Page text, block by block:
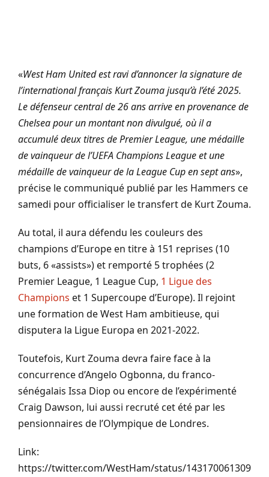
«West Ham United est ravi d’annoncer la signature de
l’international français Kurt Zouma jusqu’à l’été 2025.
Le défenseur central de 26 ans arrive en provenance de
Chelsea pour un montant non divulgué, où il a
accumulé deux titres de Premier League, une médaille
de vainqueur de l’UEFA Champions League et une
médaille de vainqueur de la League Cup en sept ans»,
précise le communiqué publié par les Hammers ce
samedi pour officialiser le transfert de Kurt Zouma.
Au total, il aura défendu les couleurs des
champions d’Europe en titre à 151 reprises (10
buts, 6 «assists») et remporté 5 trophées (2
Premier League, 1 League Cup, 1 Ligue des
Champions et 1 Supercoupe d’Europe). Il rejoint
une formation de West Ham ambitieuse, qui
disputera la Ligue Europa en 2021-2022.
Toutefois, Kurt Zouma devra faire face à la
concurrence d’Angelo Ogbonna, du franco-
sénégalais Issa Diop ou encore de l’expérimenté
Craig Dawson, lui aussi recruté cet été par les
pensionnaires de l’Olympique de Londres.
Link:
https://twitter.com/WestHam/status/143170061309